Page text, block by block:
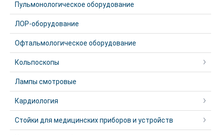
Пульмонологическое оборудование
ЛОР-оборудование
Офтальмологическое оборудование
Кольпоскопы
Лампы смотровые
Кардиология
Стойки для медицинских приборов и устройств